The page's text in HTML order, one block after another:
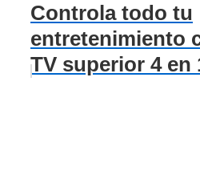
Controla todo tu
entretenimiento
TV superior 4 en